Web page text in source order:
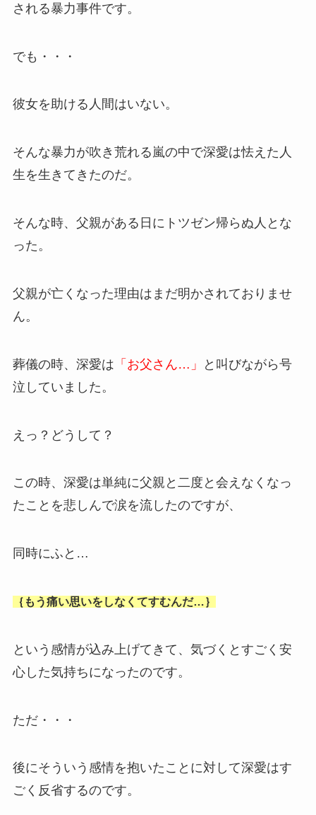
される暴力事件です。
でも・・・
彼女を助ける人間はいない。
そんな暴力が吹き荒れる嵐の中で深愛は怯えた人
生を生きてきたのだ。
そんな時、父親がある日にトツゼン帰らぬ人とな
った。
父親が亡くなった理由はまだ明かされておりませ
ん。
葬儀の時、深愛は 「お父さん…」
と叫びながら号
泣していました。
えっ？どうして？
この時、深愛は単純に父親と二度と会えなくなっ
たことを悲しんで涙を流したのですが、
同時にふと…
｛もう痛い思いをしなくてすむんだ…｝
という感情が込み上げてきて、気づくとすごく安
心した気持ちになったのです。
ただ・・・
後にそういう感情を抱いたことに対して深愛はす
ごく反省するのです。